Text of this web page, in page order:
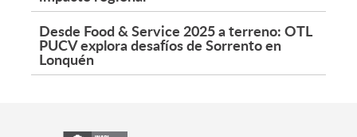
Desde Food & Service 2025 a terreno: OTL
PUCV explora desafíos de Sorrento en
Lonquén